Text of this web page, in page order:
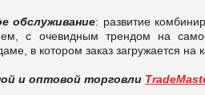
обслуживание: развитие
с очевидным трендом на
в котором заказ загружается на
и оптовой торговли